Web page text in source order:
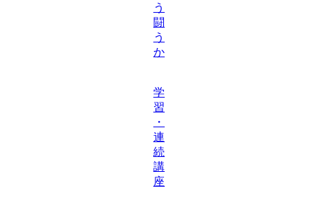
う
闘
う
か
学
習
・
連
続
講
座